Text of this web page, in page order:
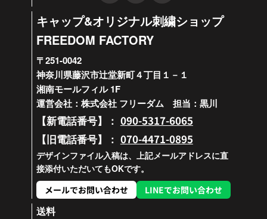
キャップ&オリジナル刺繍ショップ
FREEDOM FACTORY
〒251-0042
神奈川県藤沢市辻堂新町４丁目１－１
湘南モールフィル 1F
運営会社：株式会社 フリーダム 担当：黒川
【新電話番号】： 090-5317-6065
【旧電話番号】： 070-4471-0895
デザインファイル入稿は、上記メールアドレスに直
接添付いただいてもOKです。
メールでお問い合わせ
LINEでお問い合わせ
送料